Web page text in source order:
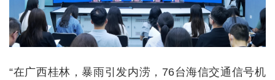
“在广西桂林，暴雨引发内涝，76台海信交通信号机